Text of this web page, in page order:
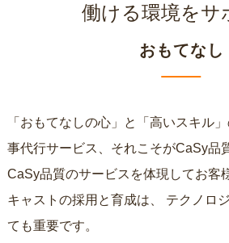
働ける環境をサ
おもてなし
「おもてなしの心」と「高いスキル
事代行サービス、それこそがCaSy品
CaSy品質のサービスを体現してお客
キャストの採用と育成は、
ても重要です。